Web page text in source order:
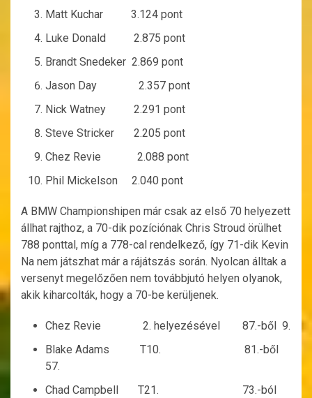
Matt Kuchar 3.124 pont
Luke Donald 2.875 pont
Brandt Snedeker 2.869 pont
Jason Day 2.357 pont
Nick Watney 2.291 pont
Steve Stricker 2.205 pont
Chez Revie 2.088 pont
Phil Mickelson 2.040 pont
A BMW Championshipen már csak az első 70 helyezett
állhat rajthoz, a 70-dik pozíciónak Chris Stroud örülhet
788 ponttal, míg a 778-cal rendelkező, így 71-dik Kevin
Na nem játszhat már a rájátszás során. Nyolcan álltak a
versenyt megelőzően nem továbbjutó helyen olyanok,
akik kiharcolták, hogy a 70-be kerüljenek.
Chez Revie 2. helyezésével 87.-ből 9.
Blake Adams T10. 81.-ből
57.
Chad Campbell T21. 73.-ból